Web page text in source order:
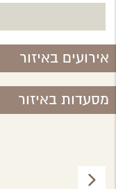
אירועים באיזור
מסעדות באיזור